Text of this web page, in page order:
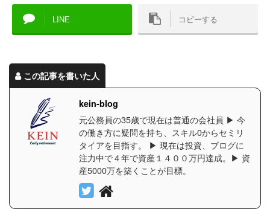
LINE コピーする
この記事を書いた人
kein-blog
元公務員の35歳で現在は普通の会社員 ▶︎ 今
の働き方に疑問を持ち、スキル0からセミリ
タイアを目指す。 ▶︎ 現在は投資、ブログに
注力中で４年で資産１４００万円達成。▶︎ 資
産5000万を築くことが目標。